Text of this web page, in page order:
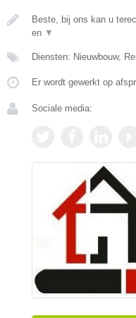
Beste, bij ons kan u
en ▼
Diensten: Nieuwbouw,
Er wordt gewerkt op
Sociale media: